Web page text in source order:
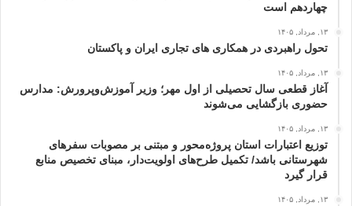
چهاردهم است
۱۳, مرداد, ۱۴۰۵
تحول راهبردی در همکاری های تجاری ایران و پاکستان
۱۳, مرداد, ۱۴۰۵
آغاز قطعی سال تحصیلی از اول مهر؛ وزیر آموزش‌وپرورش: مدارس
حضوری بازگشایی می‌شوند
۱۳, مرداد, ۱۴۰۵
توزیع اعتبارات استان پروژه‌محور و مبتنی بر مصوبات سفرهای
شهرستانی باشد/ تکمیل طرح‌های اولویت‌دار، مبنای تخصیص منابع
قرار گیرد
۱۳, مرداد, ۱۴۰۵